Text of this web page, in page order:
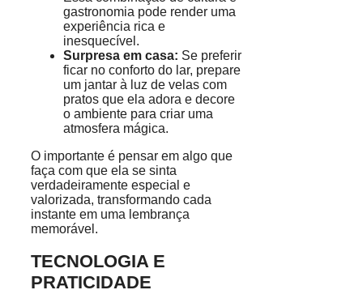
gastronomia pode render uma
experiência rica e
inesquecível.
Surpresa em casa: Se preferir
ficar no conforto do lar, prepare
um jantar à luz de velas com
pratos que ela adora e decore
o ambiente para criar uma
atmosfera mágica.
O importante é pensar em algo que
faça com que ela se sinta
verdadeiramente especial e
valorizada, transformando cada
instante em uma lembrança
memorável.
TECNOLOGIA E
PRATICIDADE